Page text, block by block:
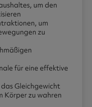
um den
um
zu
für eine effektive
Gleichgewicht
Körper zu wahren